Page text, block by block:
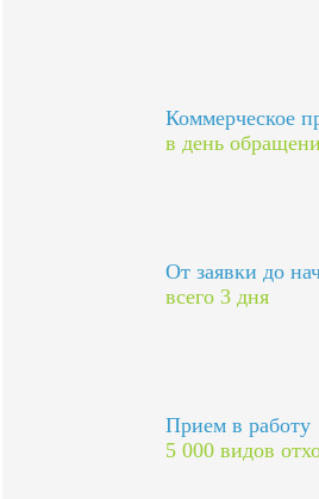
Коммерческое
в день
От заявки до
всего 3 дня
Прием в работу
5 000 видов